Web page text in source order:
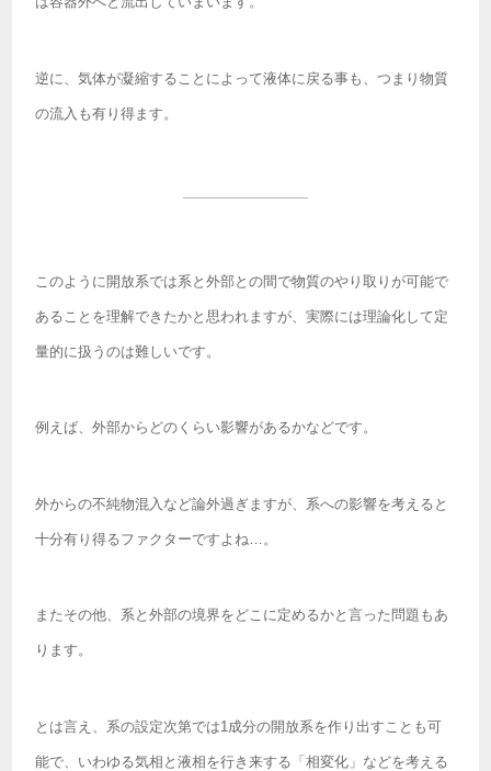
逆に、気体が凝縮することによって液体に戻る事も、つまり物質
の流入も有り得ます。
このように開放系では系と外部との間で物質のやり取りが可能で
あることを理解できたかと思われますが、実際には理論化して定
量的に扱うのは難しいです。
例えば、外部からどのくらい影響があるかなどです。
外からの不純物混入など論外過ぎますが、系への影響を考えると
十分有り得るファクターですよね…。
またその他、系と外部の境界をどこに定めるかと言った問題もあ
ります。
とは言え、系の設定次第では1成分の開放系を作り出すことも可
能で、いわゆる気相と液相を行き来する「相変化」などを考える